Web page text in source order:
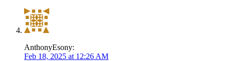
AnthonyEsony:
Feb 18, 2025 at 12:26 AM